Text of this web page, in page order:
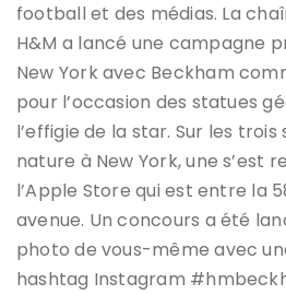
football et des médias. La
H&M a lancé une campagne
New York avec Beckham
pour l’occasion des statues
l’effigie de la star. Sur les
nature à New York, une s’est
l’Apple Store qui est entre la
avenue. Un concours a été
photo de vous-même avec
hashtag Instagram